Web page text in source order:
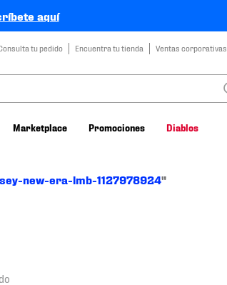
aquí
tu pedido Encuentra tu tienda Ventas corporativas
Marketplace Promociones Diablos
new-era-lmb-1127978924"